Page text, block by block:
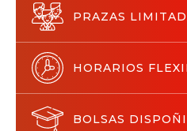
PRAZAS
HORARIOS
BOLSAS